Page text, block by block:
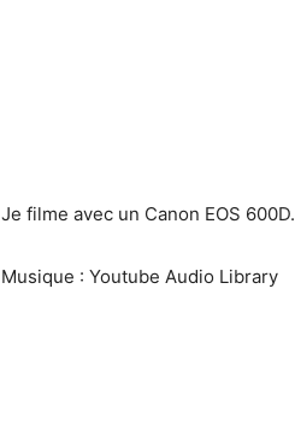
Je filme avec un Canon EOS 600D.
Musique : Youtube Audio Library